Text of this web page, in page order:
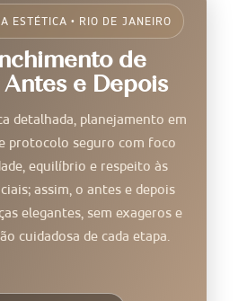
ESTÉTICA • RIO DE JANEIRO
de
Antes e Depois
detalhada, planejamento em
protocolo seguro com foco
equilíbrio e respeito às
assim, o antes e depois
elegantes, sem exageros e
cuidadosa de cada etapa.